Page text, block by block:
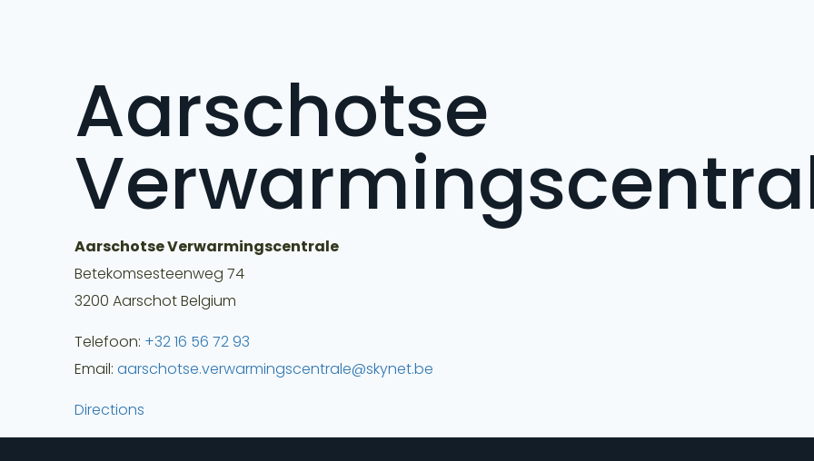
Aarschotse
Aarschotse Verwarmingscentrale
Betekomsesteenweg 74
3200 AarschotBelgium
Telefoon: +32 16 56 72 93
Email: aarschotse.verwarmingscentrale@skynet.be
Directions